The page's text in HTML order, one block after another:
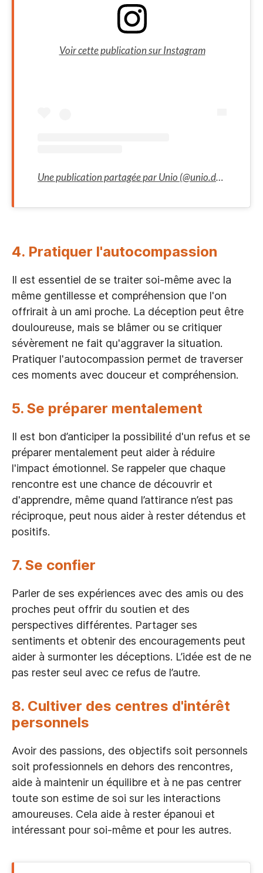
Voir cette publication sur Instagram
Une publication partagée par Unio (@unio.date)
4. Pratiquer l'autocompassion
Il est essentiel de se traiter soi-même avec la
même gentillesse et compréhension que l'on
offrirait à un ami proche. La déception peut être
douloureuse, mais se blâmer ou se critiquer
sévèrement ne fait qu'aggraver la situation.
Pratiquer l'autocompassion permet de traverser
ces moments avec douceur et compréhension.
5. Se préparer mentalement
Il est bon d’anticiper la possibilité d'un refus et se
préparer mentalement peut aider à réduire
l'impact émotionnel. Se rappeler que chaque
rencontre est une chance de découvrir et
d'apprendre, même quand l’attirance n’est pas
réciproque, peut nous aider à rester détendus et
positifs.
7. Se confier
Parler de ses expériences avec des amis ou des
proches peut offrir du soutien et des
perspectives différentes. Partager ses
sentiments et obtenir des encouragements peut
aider à surmonter les déceptions. L’idée est de ne
pas rester seul avec ce refus de l’autre.
8. Cultiver des centres d'intérêt
personnels
Avoir des passions, des objectifs soit personnels
soit professionnels en dehors des rencontres,
aide à maintenir un équilibre et à ne pas centrer
toute son estime de soi sur les interactions
amoureuses. Cela aide à rester épanoui et
intéressant pour soi-même et pour les autres.